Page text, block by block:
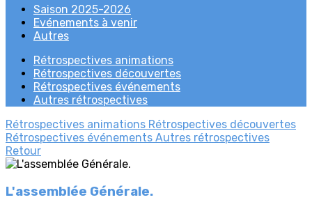
Saison 2025-2026
Evénements à venir
Autres
Rétrospectives animations
Rétrospectives découvertes
Rétrospectives événements
Autres rétrospectives
Rétrospectives animations Rétrospectives découvertes
Rétrospectives événements Autres rétrospectives
Retour
L'assemblée Générale.